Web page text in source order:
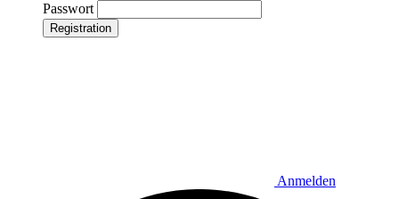
Passwort
Registration
Anmelden